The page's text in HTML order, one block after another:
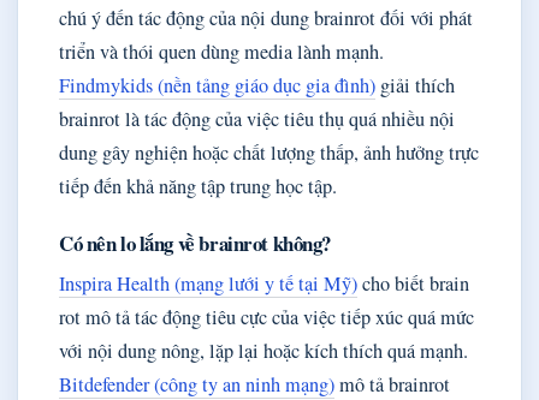
chú ý đến tác động của nội dung brainrot đối với phát
triển và thói quen dùng media lành mạnh.
Findmykids (nền tảng giáo dục gia đình) giải thích
brainrot là tác động của việc tiêu thụ quá nhiều nội
dung gây nghiện hoặc chất lượng thấp, ảnh hưởng trực
tiếp đến khả năng tập trung học tập.
Có nên lo lắng về brainrot không?
Inspira Health (mạng lưới y tế tại Mỹ)cho biết brain
rot mô tả tác động tiêu cực của việc tiếp xúc quá mức
với nội dung nông, lặp lại hoặc kích thích quá mạnh.
Bitdefender (công ty an ninh mạng)mô tả brainrot